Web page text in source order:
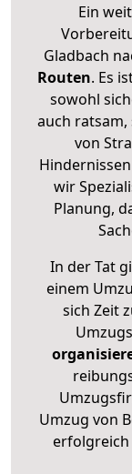
Ein
Gladbach
Routen. Es
sowohl
auch ratsam,
von
wir
Planung,
In der Tat
einem
sich Zeit
Umzugs
Umzug von